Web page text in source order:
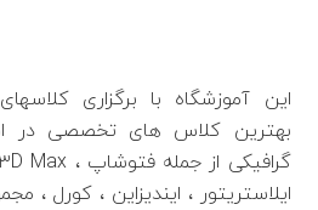
این آموزشگاه با برگزاری
بهترین کلاس های تخصصی در
ایلاستریتور ، ایندیزاین ، کورل ،